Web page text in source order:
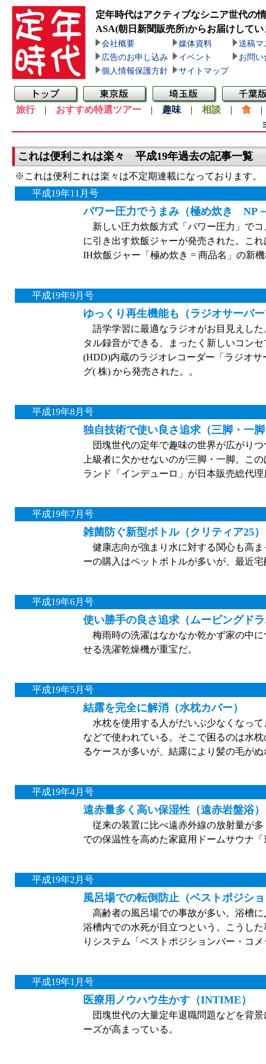
定年時代はアクティブなシニア世代の
ASA(朝日新聞販売所)からお届けしてい
会社概要 媒体資料
送稿マ
広告のお申し込み
イベント
お問い
個人情報保護方針
サイトマップ
旅行| おすすめ特選ツアー | 趣味 | 相談 | 食
これは便利これは楽々 平成19年過去の記事一覧
※これは便利これは楽々は不定期連載になっております。
平成19年11月号
パワー圧力でうまみ（極め炊き NP
新しい圧力炊飯方式「パワー圧力」で
に引き出す炊飯ジャーが発売された。こ
IH炊飯ジャー「極め炊き = 商品名」の新
平成19年9月号
ゆっくり再生機能も（ラジオサーバ
語学学習に最適なラジオがお目見えした
タル録音ができる、まったく新しいコン
(HDD)内蔵のラジオレコーダー「ラジオ
グ( 株) から発売された。。
平成19年8月号
独自技術で使い良さ追求（三脚・一
団塊世代の定年で趣味の世界が広がり
上級者に欠かせないのが三脚・一脚。こ
ランド「インデューロ」が日本販売総代
平成19年7月号
雑菌防ぐ新型ボトル（クリティア25）
健康志向が強まり水に対する関心も高
ーの購入はペットボトルが多いが、最近
平成19年6月号
使い勝手の良さ追求（ムービングド
梅雨時の洗濯はなかなか乾かず家の中
せる洗濯乾燥機が重宝だ。
平成19年5月号
結露を完全に解消（水枕カバー）
水枕を使用する人がだいぶ少なくなっ
などで使われている。そこで困るのは水
るケースが多いが、結露により髪の毛が
平成19年4月号
遠赤量多く高い保湿性（遠赤岩盤浴）
従来の装置に比べ遠赤外線の放射量が
での保温性を高めた家庭用ドームサウナ
平成19年2月号
風呂場での転倒防止（ベストポジシ
高齢者の風呂場での事故が多い。浴槽
浴槽内での水死が目立つという。こうし
りシステム「ベストポジションバー・コ
平成19年1月号
医療用ノウハウ生かす（INTIME）
団塊世代の大量定年退職問題などを背
ーズが高まっている。